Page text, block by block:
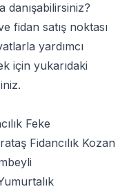
danışabilirsiniz?
fidan satış noktası
yardımcı
için yukarıdaki
Feke
Fidancılık Kozan